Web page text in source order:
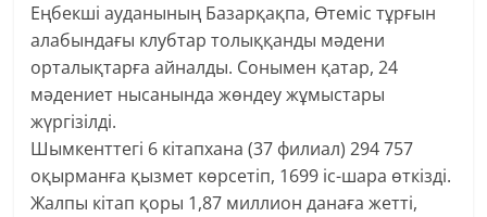
Еңбекші ауданының Базарқақпа, Өтеміс тұрғын
алабындағы клубтар толыққанды мәдени
орталықтарға айналды. Сонымен қатар, 24
мәдениет нысанында жөндеу жұмыстары
жүргізілді.
Шымкенттегі 6 кітапхана (37 филиал) 294 757
оқырманға қызмет көрсетіп, 1699 іс-шара өткізді.
Жалпы кітап қоры 1,87 миллион данаға жетті,